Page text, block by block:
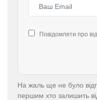
Повідомляти про
На жаль ще не було
першим хто залишить